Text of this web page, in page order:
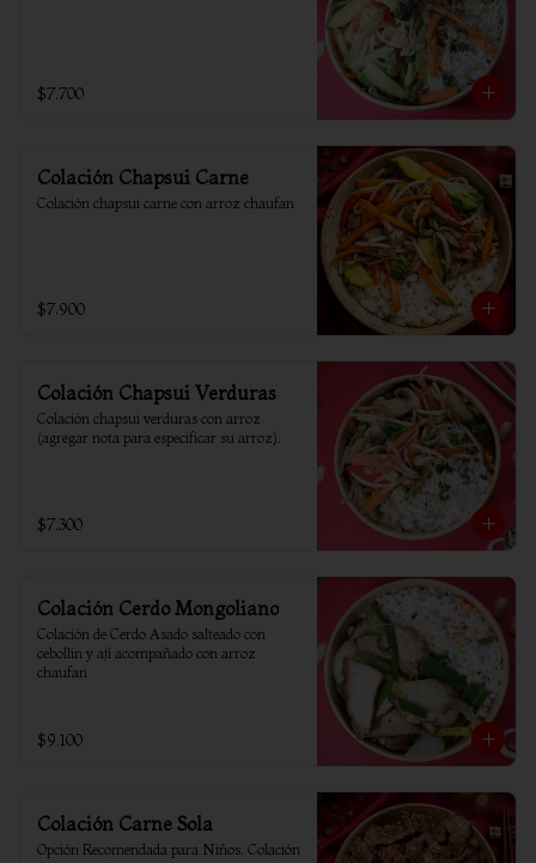
$7.700
Colación Chapsui Carne
Colación chapsui carne con arroz chaufan
$7.900
Colación Chapsui Verduras
Colación chapsui verduras con arroz
(agregar nota para especificar su arroz).
$7.300
Colación Cerdo Mongoliano
Colación de Cerdo Asado salteado con
cebollín y ají acompañado con arroz
chaufan
$9.100
Colación Carne Sola
Opción Recomendada para Niños. Colación